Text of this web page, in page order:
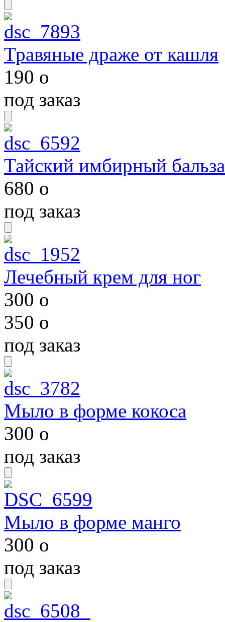
Травяные драже от кашля
190 o
под заказ
Тайский имбирный
680 o
под заказ
Лечебный крем для ног
300 o
350 o
под заказ
Мыло в форме кокоса
300 o
под заказ
Мыло в форме манго
300 o
под заказ